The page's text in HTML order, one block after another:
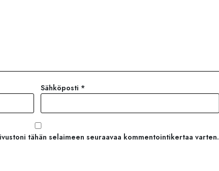
Sähköposti *
tähän selaimeen seuraavaa kommentointikertaa varten.